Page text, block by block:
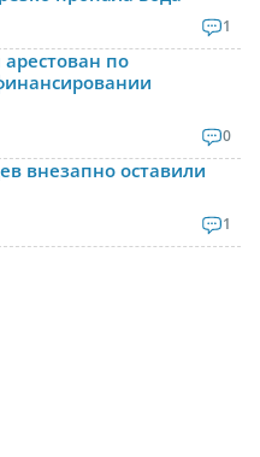
1
по
0
внезапно оставили
1